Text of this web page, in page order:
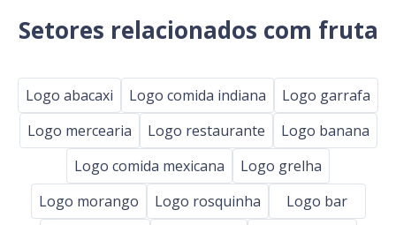
Setores relacionados com fruta
Logo abacaxi Logo comida indiana
Logo garrafa
Logo mercearia
Logo restaurante
Logo banana
Logo comida mexicana
Logo grelha
Logo morango
Logo rosquinha
Logo bar